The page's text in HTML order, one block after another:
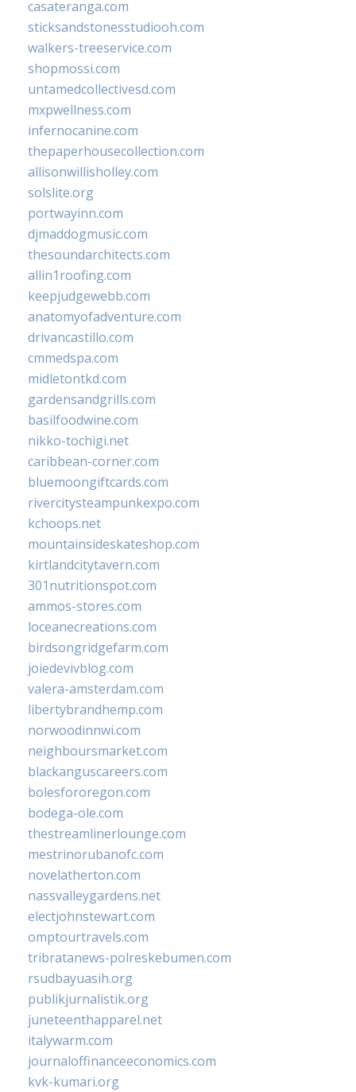
casateranga.com
sticksandstonesstudiooh.com
walkers-treeservice.com
shopmossi.com
untamedcollectivesd.com
mxpwellness.com
infernocanine.com
thepaperhousecollection.com
allisonwillisholley.com
solslite.org
portwayinn.com
djmaddogmusic.com
thesoundarchitects.com
allin1roofing.com
keepjudgewebb.com
anatomyofadventure.com
drivancastillo.com
cmmedspa.com
midletontkd.com
gardensandgrills.com
basilfoodwine.com
nikko-tochigi.net
caribbean-corner.com
bluemoongiftcards.com
rivercitysteampunkexpo.com
kchoops.net
mountainsideskateshop.com
kirtlandcitytavern.com
301nutritionspot.com
ammos-stores.com
loceanecreations.com
birdsongridgefarm.com
joiedevivblog.com
valera-amsterdam.com
libertybrandhemp.com
norwoodinnwi.com
neighboursmarket.com
blackanguscareers.com
bolesfororegon.com
bodega-ole.com
thestreamlinerlounge.com
mestrinorubanofc.com
novelatherton.com
nassvalleygardens.net
electjohnstewart.com
omptourtravels.com
tribratanews-polreskebumen.com
rsudbayuasih.org
publikjurnalistik.org
juneteenthapparel.net
italywarm.com
journaloffinanceeconomics.com
kvk-kumari.org